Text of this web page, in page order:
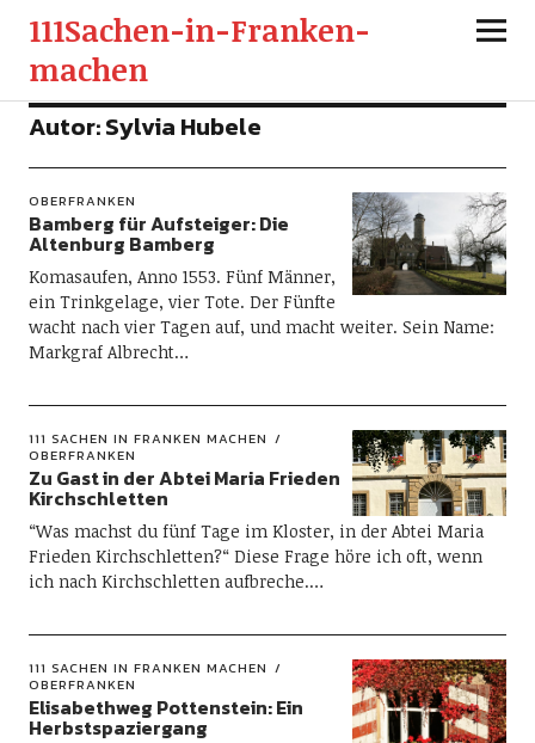
111Sachen-in-Franken-
machen
Autor:Sylvia Hubele
OBERFRANKEN
Bamberg für Aufsteiger: Die
Altenburg Bamberg
Komasaufen, Anno 1553. Fünf Männer,
ein Trinkgelage, vier Tote. Der Fünfte
wacht nach vier Tagen auf, und macht weiter. Sein Name:
Markgraf Albrecht…
111 SACHEN IN FRANKEN MACHEN
OBERFRANKEN
Zu Gast in der Abtei Maria Frieden
Kirchschletten
“Was machst du fünf Tage im Kloster, in der Abtei Maria
Frieden Kirchschletten?“ Diese Frage höre ich oft, wenn
ich nach Kirchschletten aufbreche.…
111 SACHEN IN FRANKEN MACHEN
OBERFRANKEN
Elisabethweg Pottenstein: Ein
Herbstspaziergang